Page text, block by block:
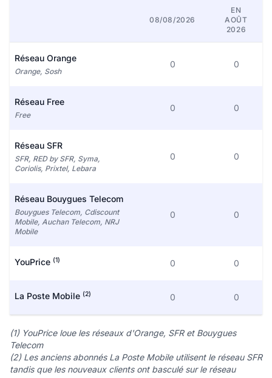
08/08/2026
EN
AOÛT
2026
Réseau Orange
Orange, Sosh
0 0
Réseau Free
Free
0 0
Réseau SFR
SFR, RED by SFR, Syma,
Coriolis, Prixtel, Lebara
0 0
Réseau Bouygues Telecom
Bouygues Telecom, Cdiscount
Mobile, Auchan Telecom, NRJ
Mobile
0 0
YouPrice (1) 0 0
La Poste Mobile (2) 0 0
(1) YouPrice loue les réseaux d'Orange, SFR et Bouygues
Telecom
(2) Les anciens abonnés La Poste Mobile utilisent le réseau SFR
tandis que les nouveaux clients ont basculé sur le réseau